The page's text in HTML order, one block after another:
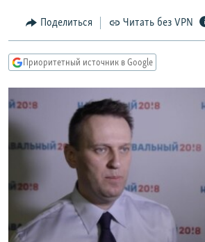
Вернутся
поиску
КУЛЬТУРА
КАВКАЗ.РЕАЛИИ
СЕВЕР.РЕАЛИИ
СИБИРЬ.РЕАЛИИ
РАСПИСАНИЕ ВЕЩАНИЯ
ПОДПИШИТЕСЬ НА РАССЫЛКУ
СОЦИАЛЬНЫЕ СЕТИ
Поделиться Читать без VPN
Приоритетный источник в Google